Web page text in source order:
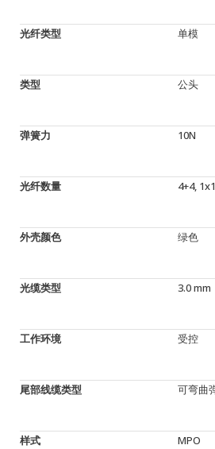
光纤类型 单模
类型 公头
弹簧力 10N
光纤数量 4+4,
外壳颜色 绿色
光缆类型 3.0 mm
工作环境 受控
尾部线缆类型 可弯曲
样式 MPO